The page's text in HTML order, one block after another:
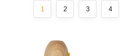
1 2 3 4